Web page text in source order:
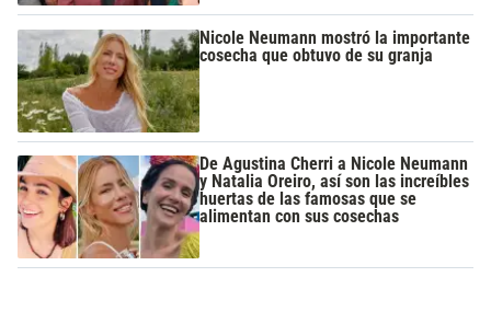
Nicole Neumann mostró la importante
cosecha que obtuvo de su granja
De Agustina Cherri a Nicole Neumann
y Natalia Oreiro, así son las increíbles
huertas de las famosas que se
alimentan con sus cosechas